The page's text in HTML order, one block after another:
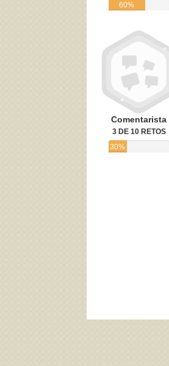
60%
Comentarista
3 DE 10 RETOS
30%